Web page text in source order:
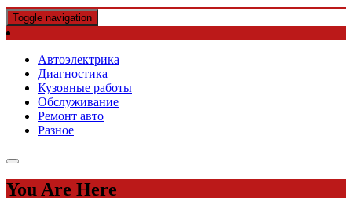
Toggle navigation
Автоэлектрика
Диагностика
Кузовные работы
Обслуживание
Ремонт авто
Разное
You Are Here